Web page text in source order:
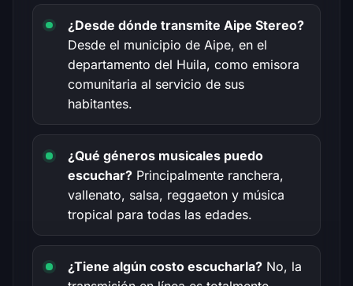
¿Desde dónde transmite Aipe Stereo?
Desde el municipio de Aipe, en el
departamento del Huila, como emisora
comunitaria al servicio de sus
habitantes.
¿Qué géneros musicales puedo
escuchar? Principalmente ranchera,
vallenato, salsa, reggaeton y música
tropical para todas las edades.
¿Tiene algún costo escucharla? No, la